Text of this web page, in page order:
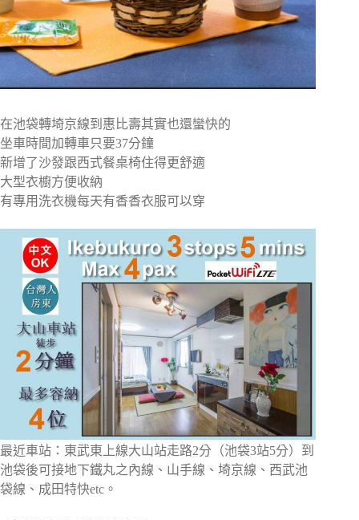
在池袋轉埼京線到惠比壽其實也還蠻快的
坐車時間加轉車只要37分鐘
新增了沙發跟西式餐桌椅住得更舒適
大型衣櫥方便收納
有專用洗衣機每天有香香衣服可以穿
最近車站：東武東上線大山站走路2分（池袋3站5分）到
池袋後可接地下鐵丸之內線、山手線、埼京線、西武池
袋線、成田特快etc。